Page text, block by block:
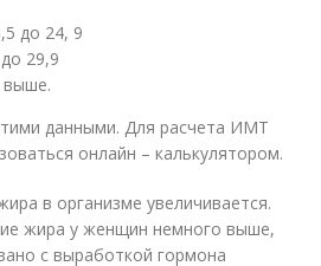
до 24, 9
29,9
выше.
данными. Для расчета ИМТ
онлайн – калькулятором.
в организме увеличивается.
жира у женщин немного выше,
с выработкой гормона